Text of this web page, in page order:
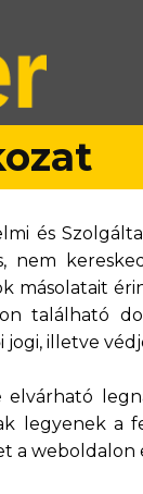
és
nem
másolatait
található
jogi, illetve
legyenek a
a